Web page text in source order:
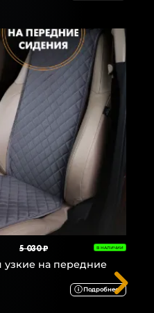
5 030 ₽ В НАЛИЧИИ
узкие на передние
Подробнее